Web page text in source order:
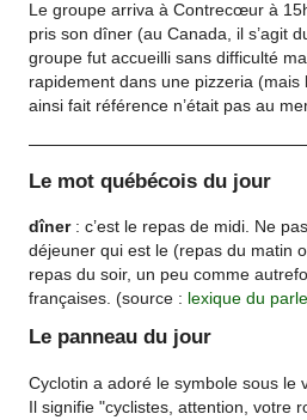
Le groupe arriva à Contrecœur à
pris son dîner (au Canada, il s’agit
groupe fut accueilli sans difficulté
rapidement dans une pizzeria (mais
ainsi fait référence n’était pas au
Le mot québécois du jour
dîner: c’est le repas de midi. Ne
déjeuner qui est le (repas du matin
repas du soir, un peu comme
françaises. (source : lexique du
Le panneau du jour
Cyclotin a adoré le symbole sous le
Il signifie "cyclistes, attention, votre